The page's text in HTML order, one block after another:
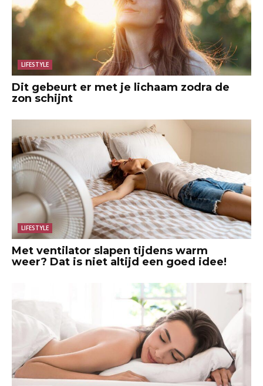
LIFESTYLE
Dit gebeurt er met je lichaam zodra de
zon schijnt
LIFESTYLE
Met ventilator slapen tijdens warm
weer? Dat is niet altijd een goed idee!